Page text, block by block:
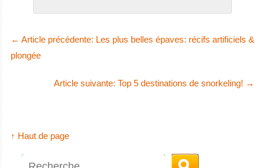
← Article précédente: Les plus belles épaves: récifs artificiels &
plongée
Article suivante: Top 5 destinations de snorkeling! →
↑ Haut de page